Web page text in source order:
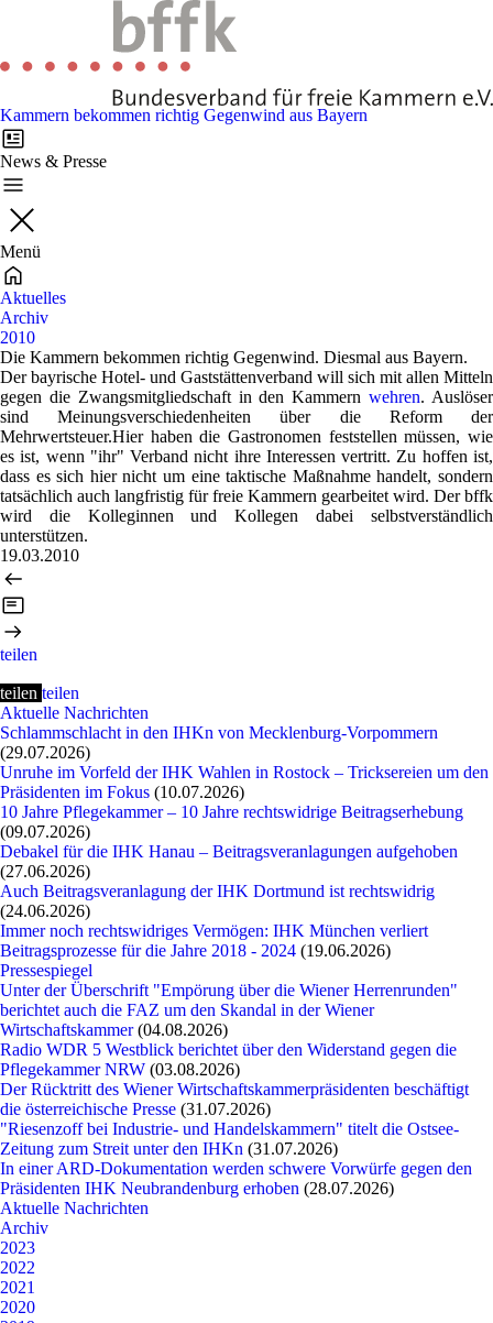
Kammern bekommen richtig Gegenwind aus Bayern
News & Presse
Menü
Aktuelles
Archiv
2010
Die Kammern bekommen richtig Gegenwind. Diesmal aus Bayern.
Der bayrische Hotel- und Gaststättenverband will sich mit allen Mitteln
gegen die Zwangsmitgliedschaft in den Kammernwehren. Auslöser
sind Meinungsverschiedenheiten über die Reform der
Mehrwertsteuer.Hier haben die Gastronomen feststellen müssen, wie
es ist, wenn "ihr" Verband nicht ihre Interessen vertritt. Zu hoffen ist,
dass es sich hier nicht um eine taktische Maßnahme handelt, sondern
tatsächlich auch langfristig für freie Kammern gearbeitet wird. Der bffk
wird die Kolleginnen und Kollegen dabei selbstverständlich
unterstützen.
19.03.2010
teilen
teilen teilen
Aktuelle Nachrichten
Schlammschlacht in den IHKn von Mecklenburg-Vorpommern
(29.07.2026)
Unruhe im Vorfeld der IHK Wahlen in Rostock – Tricksereien um den
Präsidenten im Fokus (10.07.2026)
10 Jahre Pflegekammer – 10 Jahre rechtswidrige Beitragserhebung
(09.07.2026)
Debakel für die IHK Hanau – Beitragsveranlagungen aufgehoben
(27.06.2026)
Auch Beitragsveranlagung der IHK Dortmund ist rechtswidrig
(24.06.2026)
Immer noch rechtswidriges Vermögen: IHK München verliert
Beitragsprozesse für die Jahre 2018 - 2024 (19.06.2026)
Pressespiegel
Unter der Überschrift "Empörung über die Wiener Herrenrunden"
berichtet auch die FAZ um den Skandal in der Wiener
Wirtschaftskammer(04.08.2026)
Radio WDR 5 Westblick berichtet über den Widerstand gegen die
Pflegekammer NRW (03.08.2026)
Der Rücktritt des Wiener Wirtschaftskammerpräsidenten beschäftigt
die österreichische Presse (31.07.2026)
"Riesenzoff bei Industrie- und Handelskammern" titelt die Ostsee-
Zeitung zum Streit unter den IHKn (31.07.2026)
In einer ARD-Dokumentation werden schwere Vorwürfe gegen den
Präsidenten IHK Neubrandenburg erhoben (28.07.2026)
Aktuelle Nachrichten
Archiv
2023
2022
2021
2020